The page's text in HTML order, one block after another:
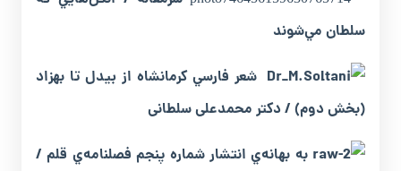
سلطان‌ مي‌شوند
شعر فارسي ‌کرمانشاه ‌از‌ بيدل ‌تا‌ بهزاد
(بخش دوم) / دکتر محمدعلی سلطانی
به بهانه‌ي انتشار شماره پنجم فصلنامه‌ي قلم /